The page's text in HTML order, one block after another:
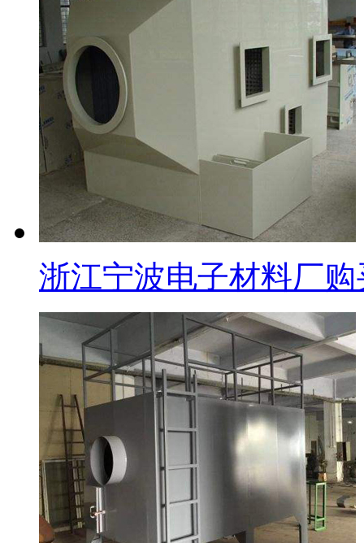
浙江宁波电子材料厂